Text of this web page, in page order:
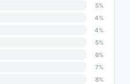
5%
4%
4%
5%
6%
7%
8%